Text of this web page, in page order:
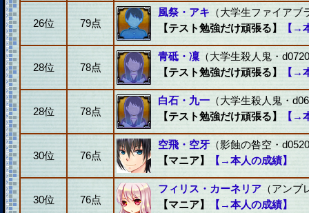
26位 79点
風祭・アキ （大学生ファイアブ
【テスト勉強だけ頑張る】
【→
28位 78点
青砥・凜 （大学生殺人鬼・
【テスト勉強だけ頑張る】
【→
28位 78点
白石・九一 （大学生殺人鬼・
【テスト勉強だけ頑張る】
【→
30位 76点
空飛・空牙 （影蝕の咎空・
【マニア】
【→本人の成績】
30位 76点
フィリス・カーネリア （アン
【マニア】
【→本人の成績】